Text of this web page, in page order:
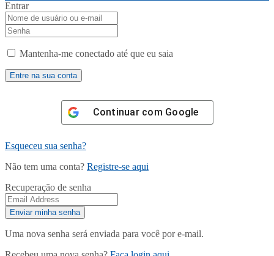
Entrar
Mantenha-me conectado até que eu saia
Continuar com Google
Esqueceu sua senha?
Não tem uma conta? Registre-se aqui
Recuperação de senha
Uma nova senha será enviada para você por e-mail.